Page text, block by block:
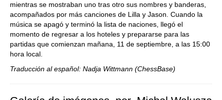
mientras se mostraban uno tras otro sus nombres y banderas,
acompañados por más canciones de Lilla y Jason. Cuando la
música se apagó y terminó la lista de naciones, llegó el
momento de regresar a los hoteles y prepararse para las
partidas que comienzan mañana, 11 de septiembre, a las 15:00
hora local.
Traducción al español: Nadja Wittmann (ChessBase)